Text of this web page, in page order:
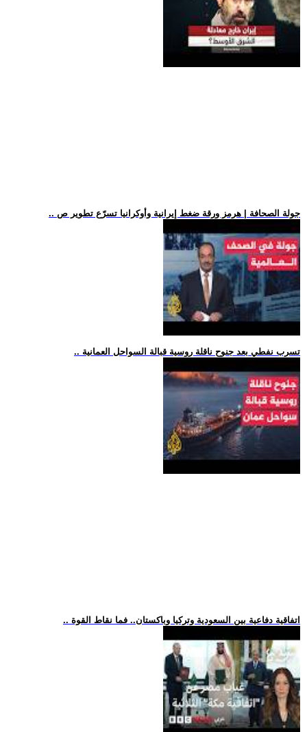
.. جولة الصحافة | هرمز ورقة ضغط إيرانية وأوكرانيا تسرّع تطوير ص
.. تسرب نفطي بعد جنوح ناقلة روسية قبالة السواحل العمانية
.. اتفاقية دفاعية بين السعودية وتركيا وباكستان.. فما نقاط القوة